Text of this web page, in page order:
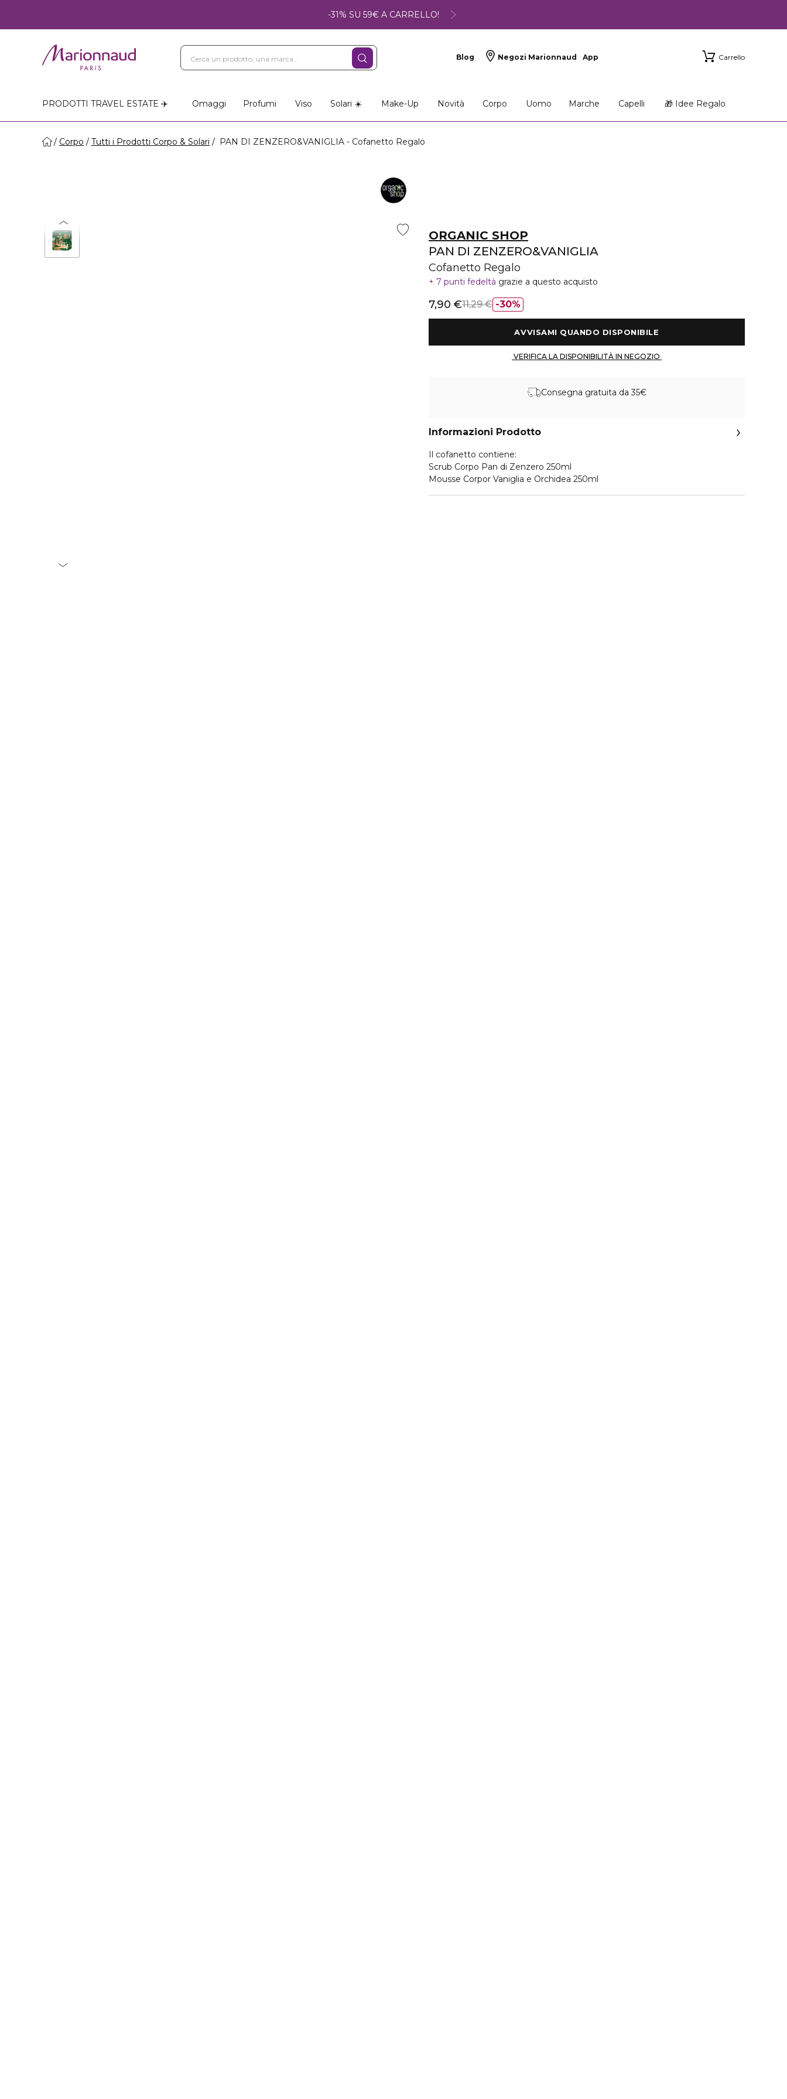
-31% SU 59€ A CARRELLO!
Blog Negozi Marionnaud App Carrello
PRODOTTI TRAVEL ESTATE ✈️ Omaggi Profumi Viso Solari ☀️ Make-Up Novità Corpo Uomo Marche Capelli 🎁 Idee Regalo
Corpo Tutti i Prodotti Corpo & Solari PAN DI ZENZERO&VANIGLIA - Cofanetto Regalo
ORGANIC SHOP
PAN DI ZENZERO&VANIGLIA
Cofanetto Regalo
7 punti fedeltà grazie a questo acquisto
30%
7,90 €11,29 €
Consegna gratuita da 35€
Informazioni Prodotto
Il cofanetto contiene:
Scrub Corpo Pan di Zenzero 250ml
Mousse Corpor Vaniglia e Orchidea 250ml